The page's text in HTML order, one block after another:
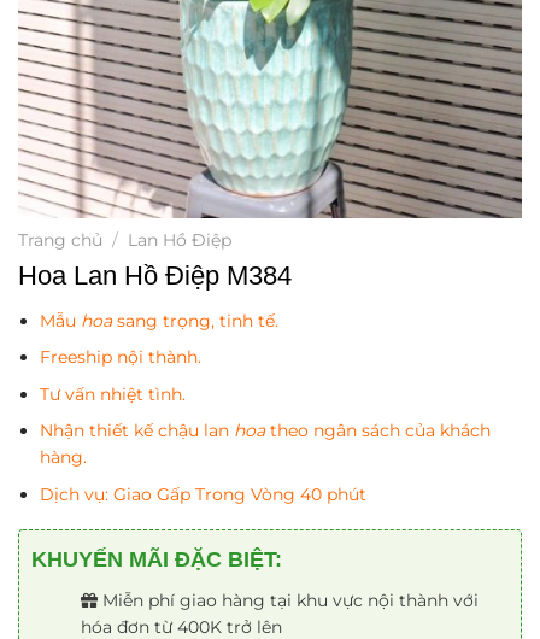
Trang chủ / Lan Hồ Điệp
Hoa Lan Hồ Điệp M384
Mẫu hoasang trọng, tinh tế.
Freeship nội thành.
Tư vấn nhiệt tình.
Nhận thiết kế chậu lan hoatheo ngân sách của khách
hàng.
Dịch vụ: Giao Gấp Trong Vòng 40 phút
KHUYẾN MÃI ĐẶC BIỆT:
Miễn phí giao hàng tại khu vực nội thành với
hóa đơn từ 400K trở lên